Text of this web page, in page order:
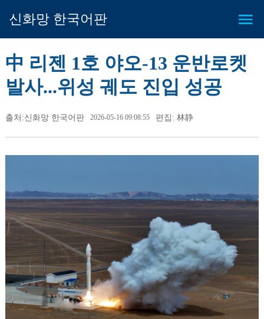
신화망 한국어판
中 리젠 1호 야오-13 운반로켓
발사...위성 궤도 진입 성공
출처:신화망 한국어판 2026-05-16 09:08:55 편집: 林静